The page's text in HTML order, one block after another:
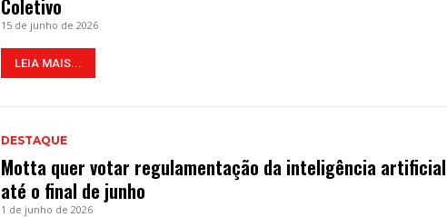
Coletivo
15 de junho de 2026
LEIA MAIS...
DESTAQUE
Motta quer votar regulamentação da inteligência artificial
até o final de junho
1 de junho de 2026